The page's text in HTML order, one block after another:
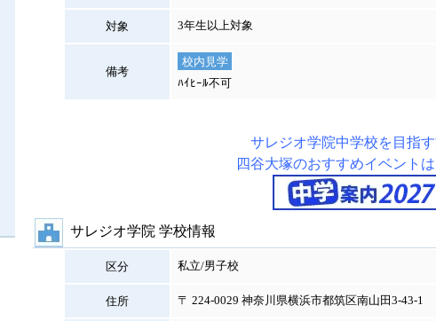
対象 3年生以上対象
備考
校内見学
ﾊｲﾋｰﾙ不可
サレジオ学院中学校を目指
四谷大塚のおすすめイベント
サレジオ学院 学校情報
区分 私立/男子校
住所 〒 224-0029 神奈川県横浜市都筑区南山田3‐43‐1